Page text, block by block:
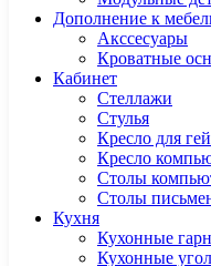
Дополнение к
Акссесуары
Кроватные
Кабинет
Cтеллажи
Cтулья
Кресло для
Кресло
Столы
Столы
Кухня
Кухонные
Кухонные